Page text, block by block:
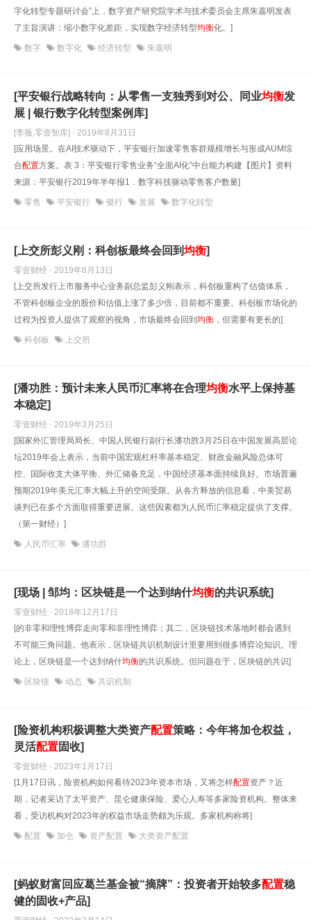
字化转型专题研讨会”上，数字资产研究院学术与技术委员会主席朱嘉明发表
了主旨演讲：缩小数字化差距，实现数字经济转型均衡化。]
数字 数字化 经济转型 朱嘉明
[平安银行战略转向：从零售一支独秀到对公、同业均衡发
展 | 银行数字化转型案例库]
[李薇,零壹智库] · 2019年8月31日
[应用场景。在AI技术驱动下，平安银行加速零售客群规模增长与形成AUM综
合配置方案。表 3：平安银行零售业务“全面AI化”中台能力构建【图片】资料
来源：平安银行2019年半年报1．数字科技驱动零售客户数量]
零售 平安银行 银行 发展 数字化转型
[上交所彭义刚：科创板最终会回到均衡]
零壹财经 · 2019年8月13日
[上交所发行上市服务中心业务副总监彭义刚表示，科创板重构了估值体系，
不管科创板企业的股价和估值上涨了多少倍，目前都不重要。科创板市场化的
过程为投资人提供了观察的视角，市场最终会回到均衡 ，但需要有更长的]
科创板 上交所
[潘功胜：预计未来人民币汇率将在合理均衡水平上保持基
本稳定]
零壹财经 · 2019年3月25日
[国家外汇管理局局长、中国人民银行副行长潘功胜3月25日在中国发展高层论
坛2019年会上表示，当前中国宏观杠杆率基本稳定、财政金融风险总体可
控、国际收支大体平衡、外汇储备充足，中国经济基本面持续良好。市场普遍
预期2019年美元汇率大幅上升的空间受限。从各方释放的信息看，中美贸易
谈判已在多个方面取得重要进展。这些因素都为人民币汇率稳定提供了支撑。
（第一财经）]
人民币汇率 潘功胜
[现场 | 邹均：区块链是一个达到纳什均衡的共识系统]
零壹财经 · 2018年12月17日
[的非零和理性博弈走向零和非理性博弈；其二，区块链技术落地时都会遇到
不可能三角问题。他表示，区块链共识机制设计里要用到很多博弈论知识。理
论上，区块链是一个达到纳什均衡的共识系统。但问题在于，区块链的共识]
区块链 动态 共识机制
[险资机构积极调整大类资产配置策略：今年将加仓权益，
灵活配置固收]
零壹财经 · 2023年1月17日
[1月17日讯，险资机构如何看待2023年资本市场，又将怎样配置资产？近
期，记者采访了太平资产、昆仑健康保险、爱心人寿等多家险资机构。整体来
看，受访机构对2023年的权益市场走势颇为乐观。多家机构称将]
配置 加仓 资产配置 大类资产配置
[蚂蚁财富回应葛兰基金被“摘牌”：投资者开始较多配置稳
健的固收+产品]